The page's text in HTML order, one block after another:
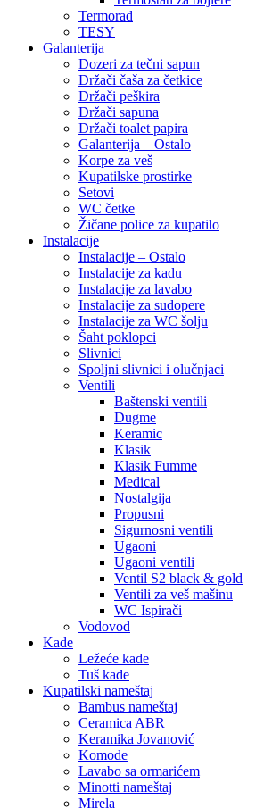
Termorad
TESY
Galanterija
Dozeri za tečni sapun
Držači čaša za četkice
Držači peškira
Držači sapuna
Držači toalet papira
Galanterija – Ostalo
Korpe za veš
Kupatilske prostirke
Setovi
WC četke
Žičane police za kupatilo
Instalacije
Instalacije – Ostalo
Instalacije za kadu
Instalacije za lavabo
Instalacije za sudopere
Instalacije za WC šolju
Šaht poklopci
Slivnici
Spoljni slivnici i olučnjaci
Ventili
Baštenski ventili
Dugme
Keramic
Klasik
Klasik Fumme
Medical
Nostalgija
Propusni
Sigurnosni ventili
Ugaoni
Ugaoni ventili
Ventil S2 black & gold
Ventili za veš mašinu
WC Ispirači
Vodovod
Kade
Ležeće kade
Tuš kade
Kupatilski nameštaj
Bambus nameštaj
Ceramica ABR
Keramika Jovanović
Komode
Lavabo sa ormarićem
Minotti nameštaj
Mirela